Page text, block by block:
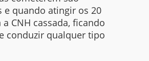
e quando atingir os 20
CNH cassada, ficando
conduzir qualquer tipo